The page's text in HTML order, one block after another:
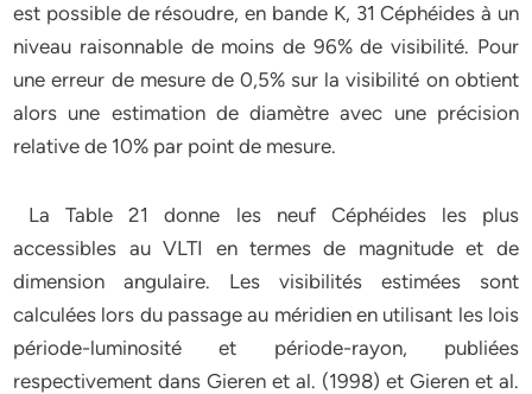
est possible de résoudre, en bande K, 31 Céphéides à un
niveau raisonnable de moins de 96% de visibilité. Pour
une erreur de mesure de 0,5% sur la visibilité on obtient
alors une estimation de diamètre avec une précision
relative de 10% par point de mesure.
La Table 21 donne les neuf Céphéides les plus
accessibles au VLTI en termes de magnitude et de
dimension angulaire. Les visibilités estimées sont
calculées lors du passage au méridien en utilisant les lois
période-luminosité et période-rayon, publiées
respectivement dans Gieren et al. (1998) et Gieren et al.